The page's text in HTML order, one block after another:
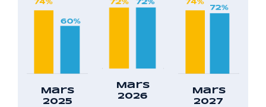
Mars
2025
Mars
2026
Mars
2027